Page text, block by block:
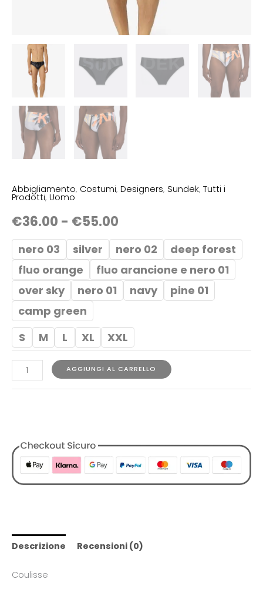
Abbigliamento, Costumi, Designers, Sundek, Tutti i
Prodotti, Uomo
€36.00 - €55.00
nero 03 silver nero 02
deep forest
fluo orange
fluo arancione e nero 01
over sky
nero 01 navy
pine 01
camp green
S
M L XL XXL
AGGIUNGI AL CARRELLO
Descrizione Recensioni (0)
Coulisse